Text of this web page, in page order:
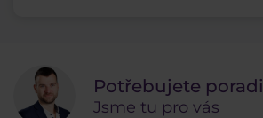
Potřebujete
Jsme tu pro vás